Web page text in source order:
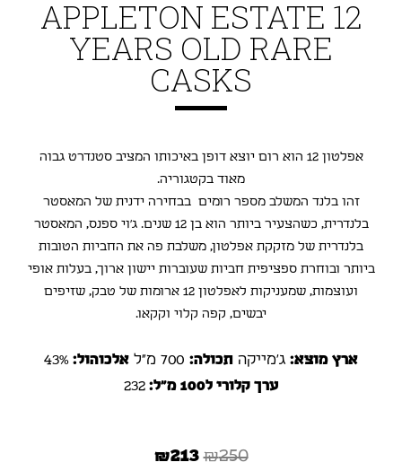
APPLETON ESTATE 12
YEARS OLD RARE
CASKS
אפלטון 12 הוא רום יוצא דופן באיכותו המציב סטנדרט גבוה
מאוד בקטגוריה.
זהו בלנד המשלב מספר רומים בבחירה ידנית של המאסטר
בלנדרית, כשהצעיר ביותר הוא בן 12 שנים. ג'וי ספנס, המאסטר
בלנדרית של מזקקת אפלטון, משלבת פה את החביות הטובות
ביותר ובוחרת ספציפית חביות שעוברות יישון ארוך, בעלות אופי
ועוצמות, שמעניקות לאפלטון 12 ארומות של טבק, שזיפים
יבשים, קפה קלוי וקקאו.
ארץ מוצא: ג'מייקה תכולה: אלכוהול: 43%
ערך קלורי ל100 מ"ל:
232
₪250
₪213